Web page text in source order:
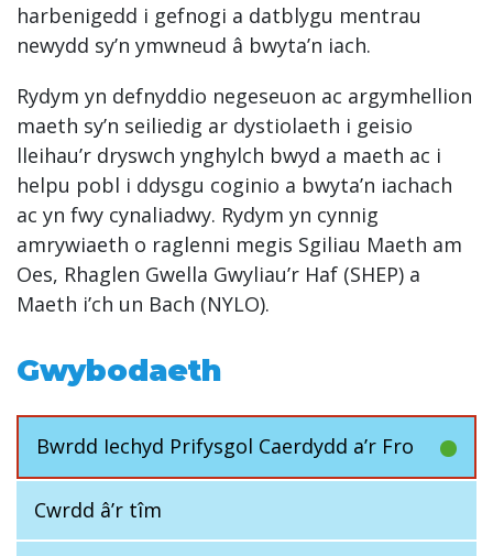
Gwybodaeth
Bwrdd Iechyd Prifysgol Caerdydd a’r Fro
Cwrdd â’r tîm
harbenigedd i gefnogi a datblygu mentrau
newydd sy’n ymwneud â bwyta’n iach.
Rydym yn defnyddio negeseuon ac argymhellion
maeth sy’n seiliedig ar dystiolaeth i geisio
lleihau’r dryswch ynghylch bwyd a maeth ac i
helpu pobl i ddysgu coginio a bwyta’n iachach
ac yn fwy cynaliadwy. Rydym yn cynnig
amrywiaeth o raglenni megis Sgiliau Maeth am
Oes, Rhaglen Gwella Gwyliau’r Haf (SHEP) a
Maeth i’ch un Bach (NYLO).